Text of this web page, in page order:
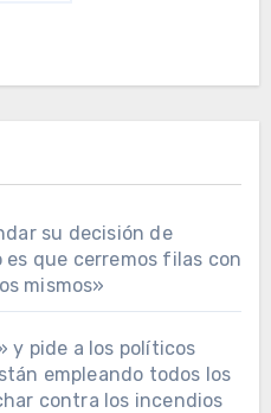
su decisión de
es que cerremos filas con
mismos»
y pide a los políticos
empleando todos los
contra los incendios